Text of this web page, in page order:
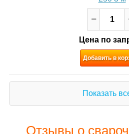
Цена по
Добавить в
Показать
Отзывы о